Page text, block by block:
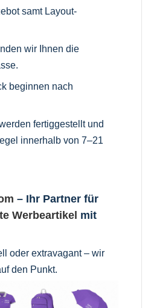
samt Layout-
wir Ihnen die
beginnen nach
fertiggestellt und
innerhalb von 7–21
– Ihr Partner für
Werbeartikel mit
oder extravagant – wir
den Punkt.